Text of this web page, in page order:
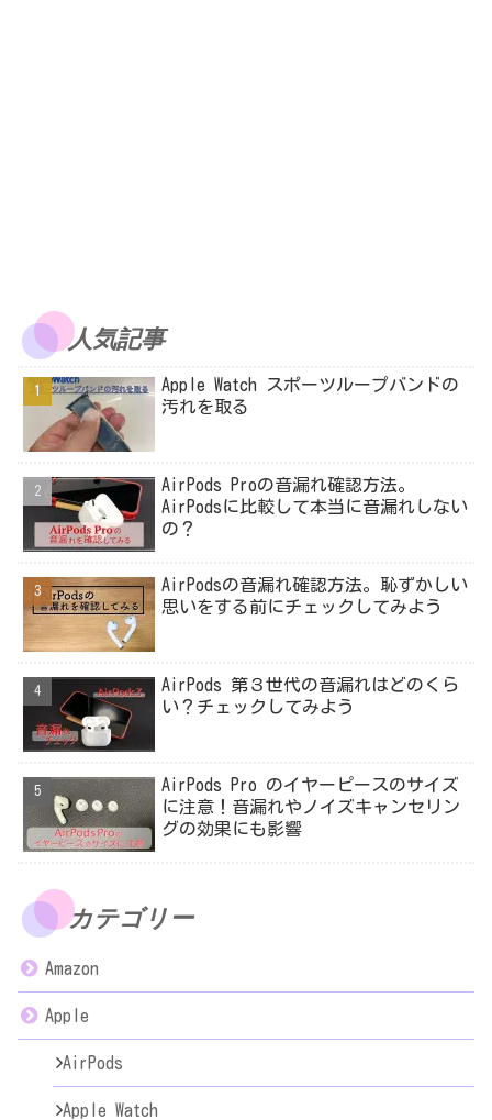
人気記事
Apple Watch スポーツループバンドの
汚れを取る
AirPods Proの音漏れ確認方法。
AirPodsに比較して本当に音漏れしない
の？
AirPodsの音漏れ確認方法。恥ずかしい
思いをする前にチェックしてみよう
AirPods 第３世代の音漏れはどのくら
い？チェックしてみよう
AirPods Pro のイヤーピースのサイズ
に注意！音漏れやノイズキャンセリン
グの効果にも影響
カテゴリー
Amazon
Apple
AirPods
Apple Watch